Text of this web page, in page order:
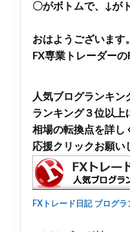
〇がボトムで、↓が
おはようございます。
FX専業トレーダー
人気ブログランキン
ランキング３位以上
相場の転換点を詳し
応援クリックお願い
FXトレード日記 ブログラ